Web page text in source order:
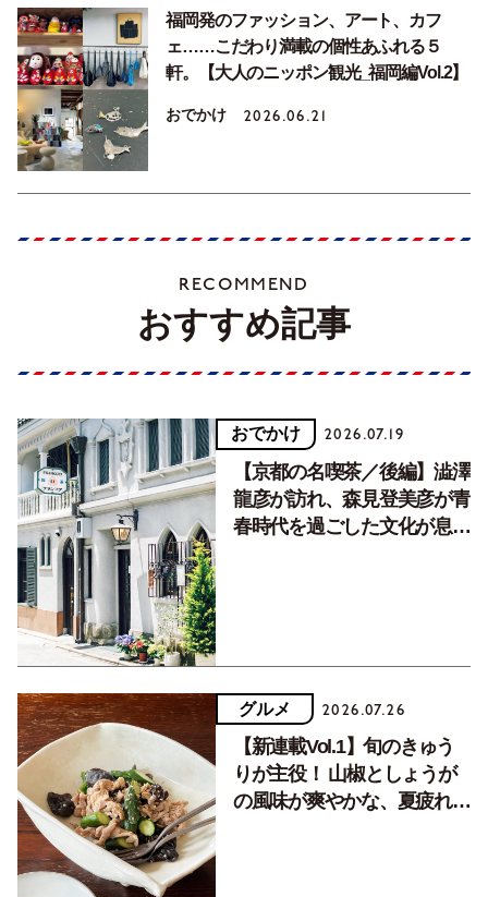
福岡発のファッション、アート、カフ
ェ……こだわり満載の個性あふれる５
軒。【大人のニッポン観光_福岡編Vol.2】
おでかけ 2026.06.21
RECOMMEND
おすすめ記事
おでかけ 2026.07.19
【京都の名喫茶／後編】澁澤
龍彦が訪れ、森見登美彦が青
春時代を過ごした文化が息づ
グルメ 2026.07.26
【新連載Vol.1】旬のきゅう
りが主役！ 山椒としょうが
の風味が爽やかな、夏疲れを